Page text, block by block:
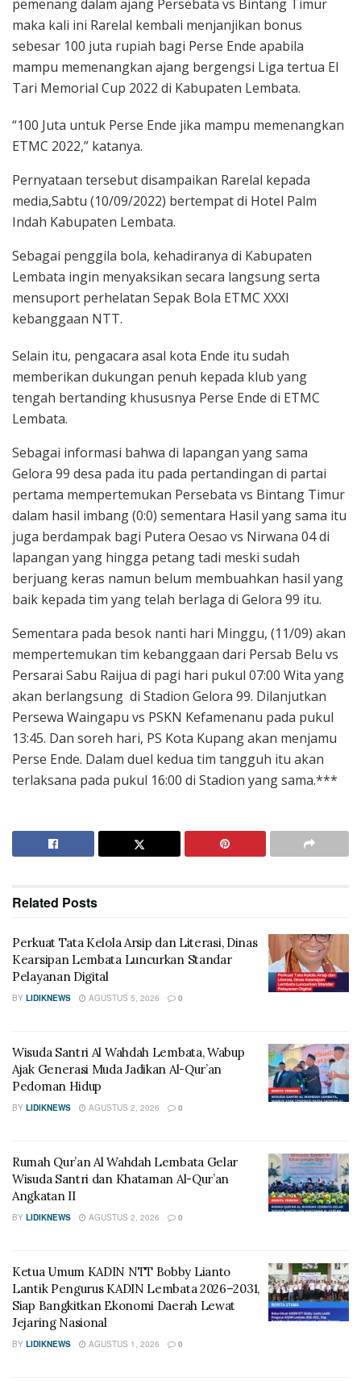
pemenang dalam ajang Persebata vs Bintang Timur
maka kali ini Rarelal kembali menjanjikan bonus
sebesar 100 juta rupiah bagi Perse Ende apabila
mampu memenangkan ajang bergengsi Liga tertua El
Tari Memorial Cup 2022 di Kabupaten Lembata.
“100 Juta untuk Perse Ende jika mampu memenangkan
ETMC 2022,” katanya.
Pernyataan tersebut disampaikan Rarelal kepada
media,Sabtu (10/09/2022) bertempat di Hotel Palm
Indah Kabupaten Lembata.
Sebagai penggila bola, kehadiranya di Kabupaten
Lembata ingin menyaksikan secara langsung serta
mensuport perhelatan Sepak Bola ETMC XXXI
kebanggaan NTT.
Selain itu, pengacara asal kota Ende itu sudah
memberikan dukungan penuh kepada klub yang
tengah bertanding khususnya Perse Ende di ETMC
Lembata.
Sebagai informasi bahwa di lapangan yang sama
Gelora 99 desa pada itu pada pertandingan di partai
pertama mempertemukan Persebata vs Bintang Timur
dalam hasil imbang (0:0) sementara Hasil yang sama itu
juga berdampak bagi Putera Oesao vs Nirwana 04 di
lapangan yang hingga petang tadi meski sudah
berjuang keras namun belum membuahkan hasil yang
baik kepada tim yang telah berlaga di Gelora 99 itu.
Sementara pada besok nanti hari Minggu, (11/09) akan
mempertemukan tim kebanggaan dari Persab Belu vs
Persarai Sabu Raijua di pagi hari pukul 07:00 Wita yang
akan berlangsung di Stadion Gelora 99. Dilanjutkan
Persewa Waingapu vs PSKN Kefamenanu pada pukul
13:45. Dan soreh hari, PS Kota Kupang akan menjamu
Perse Ende. Dalam duel kedua tim tangguh itu akan
terlaksana pada pukul 16:00 di Stadion yang sama.***
Related Posts
Perkuat Tata Kelola Arsip dan Literasi, Dinas
Kearsipan Lembata Luncurkan Standar
Pelayanan Digital
BY LIDIKNEWS AGUSTUS 5, 2026 0
Wisuda Santri Al Wahdah Lembata, Wabup
Ajak Generasi Muda Jadikan Al-Qur’an
Pedoman Hidup
BY LIDIKNEWS AGUSTUS 2, 2026 0
Rumah Qur’an Al Wahdah Lembata Gelar
Wisuda Santri dan Khataman Al-Qur’an
Angkatan II
BY LIDIKNEWS AGUSTUS 2, 2026 0
Ketua Umum KADIN NTT Bobby Lianto
Lantik Pengurus KADIN Lembata 2026–2031,
Siap Bangkitkan Ekonomi Daerah Lewat
Jejaring Nasional
BY LIDIKNEWS AGUSTUS 1, 2026 0